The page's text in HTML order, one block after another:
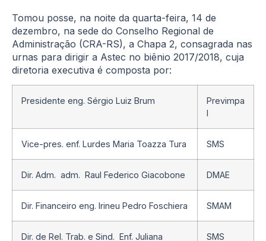
Tomou posse, na noite da quarta-feira, 14 de
dezembro, na sede do Conselho Regional de
Administração (CRA-RS), a Chapa 2, consagrada nas
urnas para dirigir a Astec no biênio 2017/2018, cuja
diretoria executiva é composta por:
Presidente eng. Sérgio Luiz Brum
Previmpa
I
Vice-pres. enf. Lurdes Maria Toazza Tura SMS
Dir. Adm. adm. Raul Federico Giacobone DMAE
Dir. Financeiro eng. Irineu Pedro Foschiera SMAM
Dir. de Rel. Trab. e Sind. Enf. Juliana
SMS